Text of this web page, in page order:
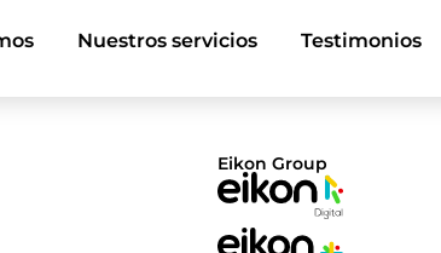
Nuestros servicios Testimonios
Eikon Group